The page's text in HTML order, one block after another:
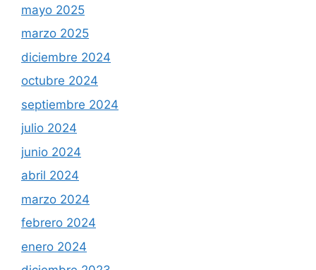
mayo 2025
marzo 2025
diciembre 2024
octubre 2024
septiembre 2024
julio 2024
junio 2024
abril 2024
marzo 2024
febrero 2024
enero 2024